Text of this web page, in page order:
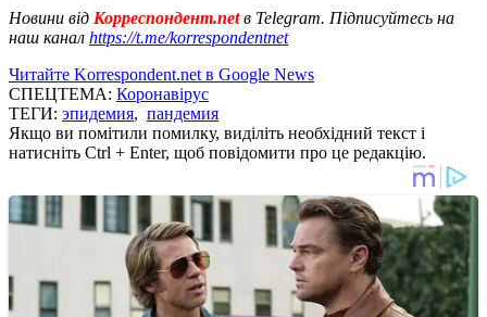
Новини від Корреспондент.netв Telegram. Підписуйтесь на
наш канал https://t.me/korrespondentnet
Читайте Korrespondent.net в Google News
СПЕЦТЕМА: Коронавірус
ТЕГИ: эпидемия, пандемия
Якщо ви помітили помилку, виділіть необхідний текст і
натисніть Ctrl + Enter, щоб повідомити про це редакцію.